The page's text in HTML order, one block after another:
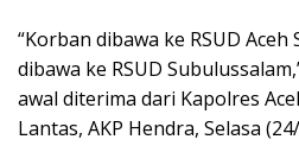
“Korban dibawa ke RSUD
dibawa ke RSUD
awal diterima dari Kapolres
Lantas, AKP Hendra, Selasa